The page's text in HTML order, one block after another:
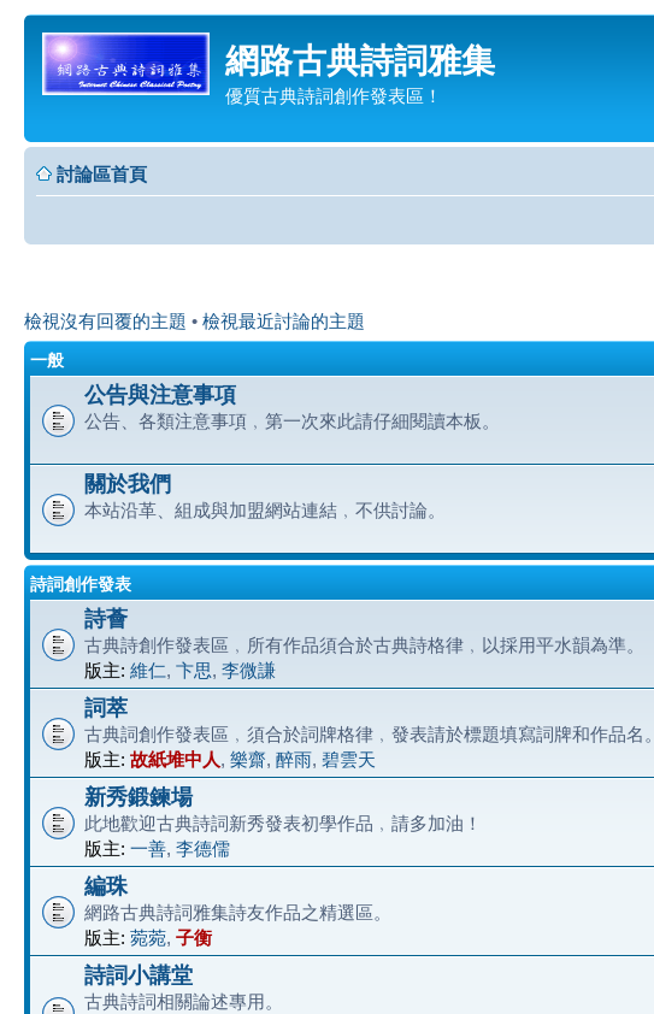
網路古典詩詞雅集
優質古典詩詞創作發表區！
討論區首頁
檢視沒有回覆的主題 • 檢視最近討論的主題
一般
公告與注意事項
公告、各類注意事項﹐第一次來此請仔細閱讀本板。
關於我們
本站沿革、組成與加盟網站連結﹐不供討論。
詩詞創作發表
詩薈
古典詩創作發表區﹐所有作品須合於古典詩格律﹐以採用平水韻為準。
版主: 維仁, 卞思, 李微謙
詞萃
古典詞創作發表區﹐須合於詞牌格律﹐發表請於標題填寫詞牌和作品名。
版主: 故紙堆中人, 樂齋, 醉雨, 碧雲天
新秀鍛鍊場
此地歡迎古典詩詞新秀發表初學作品﹐請多加油！
版主: 一善, 李德儒
編珠
網路古典詩詞雅集詩友作品之精選區。
版主: 菀菀, 子衡
詩詞小講堂
古典詩詞相關論述專用。